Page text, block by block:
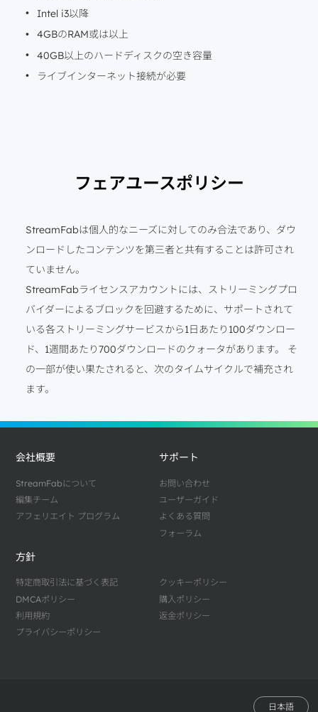
Intel i3以降
4GBのRAM或は以上
40GB以上のハードディスクの空き容量
ライブインターネット接続が必要
フェアユースポリシー
StreamFabは個人的なニーズに対してのみ合法であり、ダウ
ンロードしたコンテンツを第三者と共有することは許可され
ていません。
StreamFabライセンスアカウントには、ストリーミングプロ
バイダーによるブロックを回避するために、サポートされて
いる各ストリーミングサービスから1日あたり100ダウンロー
ド、1週間あたり700ダウンロードのクォータがあります。 そ
の一部が使い果たされると、次のタイムサイクルで補充され
ます。
会社概要
StreamFabについて
編集チーム
アフェリエイト プログラム
サポート
お問い合わせ
ユーザーガイド
よくある質問
フォーラム
方針
特定商取引法に基づく表記
DMCAポリシー
利用規約
プライバシーポリシー
クッキーポリシー
購入ポリシー
返金ポリシー
日本語